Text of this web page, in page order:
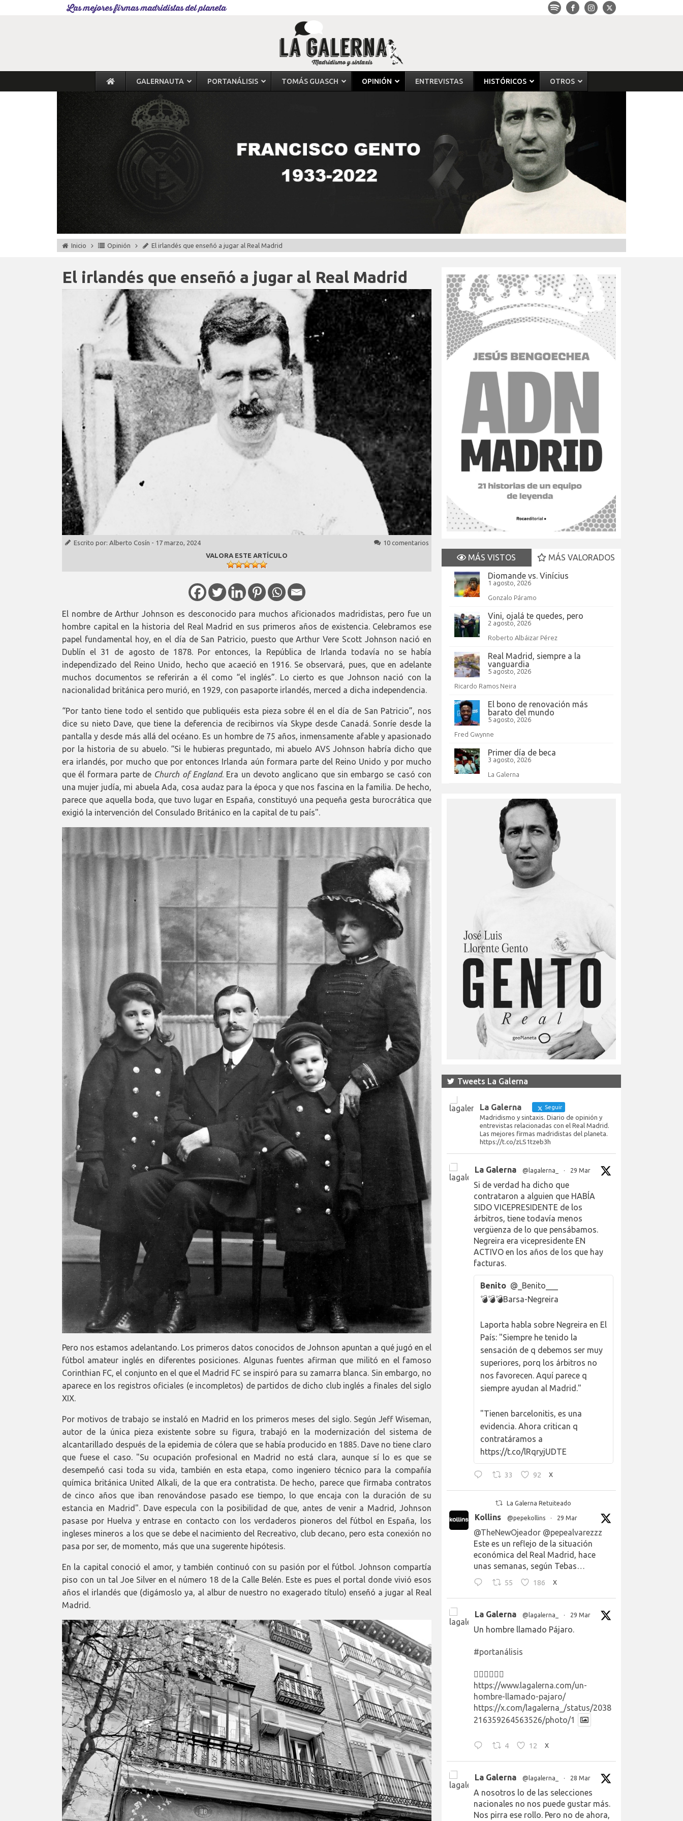
Las mejores firmas madridistas del planeta
GALERNAUTA PORTANÁLISIS TOMÁS GUASCH OPINIÓN ENTREVISTAS HISTÓRICOS OTROS
Inicio Opinión El irlandés que enseñó a jugar al Real Madrid
El irlandés que enseñó a jugar al Real Madrid
Escrito por: Alberto Cosín - 17 marzo, 2024
10 comentarios
VALORA ESTE ARTÍCULO
El nombre de Arthur Johnson es desconocido para muchos aficionados madridistas, pero fue un
hombre capital en la historia del Real Madrid en sus primeros años de existencia. Celebramos ese
papel fundamental hoy, en el día de San Patricio, puesto que Arthur Vere Scott Johnson nació en
Dublín el 31 de agosto de 1878. Por entonces, la República de Irlanda todavía no se había
independizado del Reino Unido, hecho que acaeció en 1916. Se observará, pues, que en adelante
muchos documentos se referirán a él como “el inglés”. Lo cierto es que Johnson nació con la
nacionalidad británica pero murió, en 1929, con pasaporte irlandés, merced a dicha independencia.
“Por tanto tiene todo el sentido que publiquéis esta pieza sobre él en el día de San Patricio”, nos
dice su nieto Dave, que tiene la deferencia de recibirnos vía Skype desde Canadá. Sonríe desde la
pantalla y desde más allá del océano. Es un hombre de 75 años, inmensamente afable y apasionado
por la historia de su abuelo. “Si le hubieras preguntado, mi abuelo AVS Johnson habría dicho que
era irlandés, por mucho que por entonces Irlanda aún formara parte del Reino Unido y por mucho
que él formara parte de Church of England. Era un devoto anglicano que sin embargo se casó con
una mujer judía, mi abuela Ada, cosa audaz para la época y que nos fascina en la familia. De hecho,
parece que aquella boda, que tuvo lugar en España, constituyó una pequeña gesta burocrática que
exigió la intervención del Consulado Británico en la capital de tu país".
Pero nos estamos adelantando. Los primeros datos conocidos de Johnson apuntan a qué jugó en el
fútbol amateur inglés en diferentes posiciones. Algunas fuentes afirman que militó en el famoso
Corinthian FC, el conjunto en el que el Madrid FC se inspiró para su zamarra blanca. Sin embargo, no
aparece en los registros oficiales (e incompletos) de partidos de dicho club inglés a finales del siglo
XIX.
Por motivos de trabajo se instaló en Madrid en los primeros meses del siglo. Según Jeff Wiseman,
autor de la única pieza existente sobre su figura, trabajó en la modernización del sistema de
alcantarillado después de la epidemia de cólera que se había producido en 1885. Dave no tiene claro
que fuese el caso. "Su ocupación profesional en Madrid no está clara, aunque sí lo es que se
desempeñó casi toda su vida, también en esta etapa, como ingeniero técnico para la compañía
química británica United Alkali, de la que era contratista. De hecho, parece que firmaba contratos
de cinco años que iban renovándose pasado ese tiempo, lo que encaja con la duración de su
estancia en Madrid". Dave especula con la posibilidad de que, antes de venir a Madrid, Johnson
pasase por Huelva y entrase en contacto con los verdaderos pioneros del fútbol en España, los
ingleses mineros a los que se debe el nacimiento del Recreativo, club decano, pero esta conexión no
pasa por ser, de momento, más que una sugerente hipótesis.
En la capital conoció el amor, y también continuó con su pasión por el fútbol. Johnson compartía
piso con un tal Joe Silver en el número 18 de la Calle Belén. Este es pues el portal donde vivió esos
años el irlandés que (digámoslo ya, al albur de nuestro no exagerado título) enseñó a jugar al Real
Madrid.
MÁS VISTOS
MÁS VALORADOS
Diomande vs. Vinícius
1 agosto, 2026
Gonzalo Páramo
Vini, ojalá te quedes, pero
2 agosto, 2026
Roberto Albáizar Pérez
Real Madrid, siempre a la
vanguardia
5 agosto, 2026
Ricardo Ramos Neira
El bono de renovación más
barato del mundo
5 agosto, 2026
Fred Gwynne
Primer día de beca
3 agosto, 2026
La Galerna
Tweets La Galerna
La Galerna Seguir
Madridismo y sintaxis. Diario de opinión y
entrevistas relacionadas con el Real Madrid.
Las mejores firmas madridistas del planeta.
https://t.co/zLS1tzeb3h
La Galerna @lagalerna_ · 29 Mar
Si de verdad ha dicho que
contrataron a alguien que HABÍA
SIDO VICEPRESIDENTE de los
árbitros, tiene todavía menos
vergüenza de lo que pensábamos.
Negreira era vicepresidente EN
ACTIVO en los años de los que hay
facturas.
Benito @_Benito___
💣💣💣Barsa-Negreira
Laporta habla sobre Negreira en El
País: "Siempre he tenido la
sensación de q debemos ser muy
superiores, porq los árbitros no
nos favorecen. Aquí parece q
siempre ayudan al Madrid."
"Tienen barcelonitis, es una
evidencia. Ahora critican q
contratáramos a
https://t.co/lRqryjUDTE
33 92 X
La Galerna Retuiteado
Kollins @pepekollins · 29 Mar
@TheNewOjeador @pepealvarezzz
Este es un reflejo de la situación
económica del Real Madrid, hace
unas semanas, según Tebas…
55 186 X
La Galerna @lagalerna_ · 29 Mar
Un hombre llamado Pájaro.
#portanálisis
👉🏻👉🏻👉🏻
https://www.lagalerna.com/un-
hombre-llamado-pajaro/
https://x.com/lagalerna_/status/2038
216359264563526/photo/1
4 12 X
La Galerna @lagalerna_ · 28 Mar
A nosotros lo de las selecciones
nacionales no nos puede gustar más.
Nos pirra ese rollo. Pero no de ahora,